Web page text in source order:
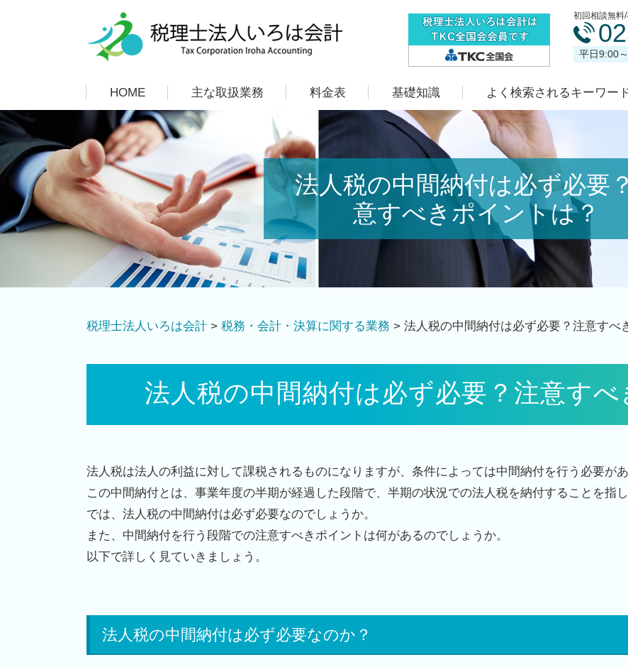
法人税の中間納付は必ず必要
意すべきポイントは？
初回相談無料
平日9:00
HOME 主な取扱業務 料金表 基礎知識 よく検索されるキーワー
税理士法人いろは会計 > 税務・会計・決算に関する業務 > 法人税の中間納付は必ず必要？注意すべ
法人税の中間納付は必ず必要？注意すべ
法人税は法人の利益に対して課税されるものになりますが、条件によっては中間納付を行う必要があ
この中間納付とは、事業年度の半期が経過した段階で、半期の状況での法人税を納付することを指し
では、法人税の中間納付は必ず必要なのでしょうか。
また、中間納付を行う段階での注意すべきポイントは何があるのでしょうか。
以下で詳しく見ていきましょう。
法人税の中間納付は必ず必要なのか？